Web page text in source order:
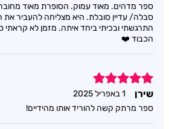
ספר מדהים. מאוד עמוק. הסופרת מאוד
סבלה/ עדיין סובלת. היא מצליחה להעביר
התרגשתי ובכיתי ביחד איתה. מזמן לא
הכבוד ❤️
5
שירן
1 באפריל 2025
ספר מרתק קשה להוריד אותו מהידיים!